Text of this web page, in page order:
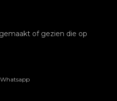
of gezien die op